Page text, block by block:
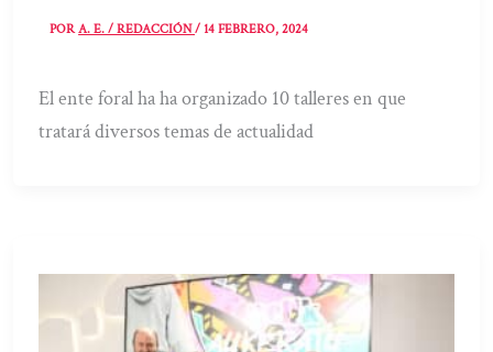
PORA. E. / REDACCIÓN/14 FEBRERO, 2024
El ente foral ha ha organizado 10 talleres en que
tratará diversos temas de actualidad